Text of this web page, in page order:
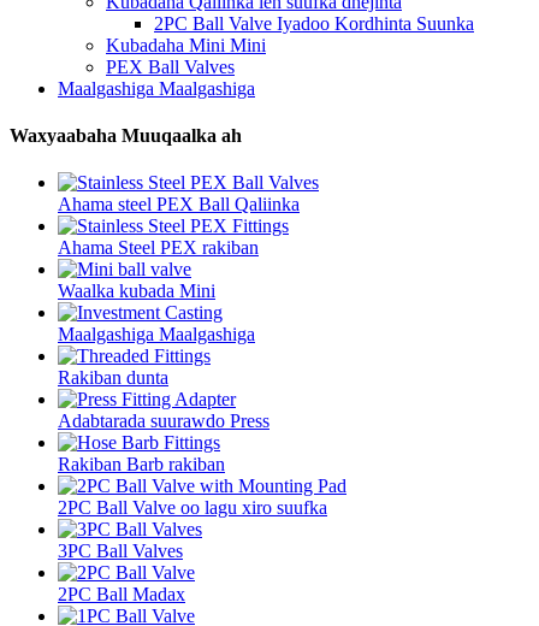
2PC Ball Valve Iyadoo Kordhinta Suunka
Kubadaha Mini Mini
PEX Ball Valves
Maalgashiga Maalgashiga
Waxyaabaha Muuqaalka ah
Ahama steel PEX Ball Qaliinka
Ahama Steel PEX rakiban
Waalka kubada Mini
Maalgashiga Maalgashiga
Rakiban dunta
Adabtarada suurawdo Press
Rakiban Barb rakiban
2PC Ball Valve oo lagu xiro suufka
3PC Ball Valves
2PC Ball Madax